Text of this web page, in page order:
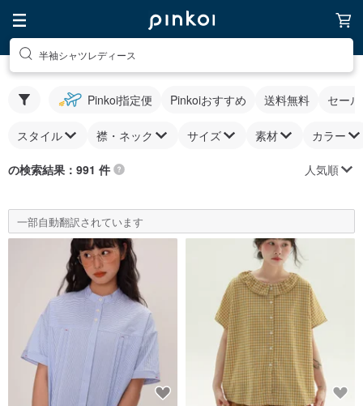
半袖シャツレディース
Pinkoi指定便 Pinkoiおすすめ 送料無料 セー
スタイル 襟・ネック サイズ 素材 カラー
の検索結果：991 件 人気順
一部自動翻訳されています